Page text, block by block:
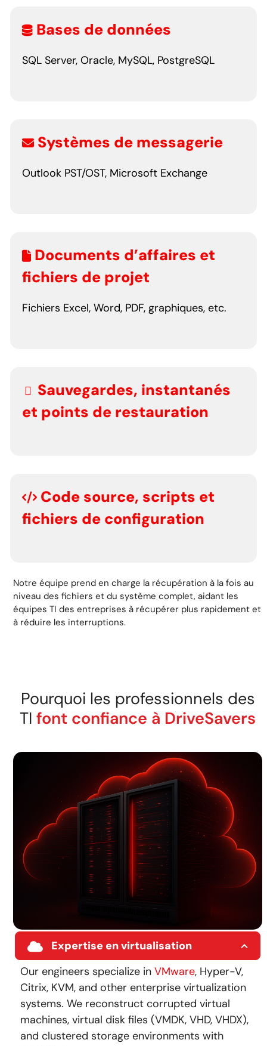
Bases de données
SQL Server, Oracle, MySQL, PostgreSQL
Systèmes de messagerie
Outlook PST/OST, Microsoft Exchange
Documents d’affaires et
fichiers de projet
Fichiers Excel, Word, PDF, graphiques, etc.
Sauvegardes, instantanés
et points de restauration
Code source, scripts et
fichiers de configuration
Notre équipe prend en charge la récupération à la fois au
niveau des fichiers et du système complet, aidant les
équipes TI des entreprises à récupérer plus rapidement et
à réduire les interruptions.
Pourquoi les professionnels des
TIfont confiance à DriveSavers
Expertise en virtualisation
Our engineers specialize in VMware, Hyper-V,
Citrix, KVM, and other enterprise virtualization
systems. We reconstruct corrupted virtual
machines, virtual disk files (VMDK, VHD, VHDX),
and clustered storage environments with